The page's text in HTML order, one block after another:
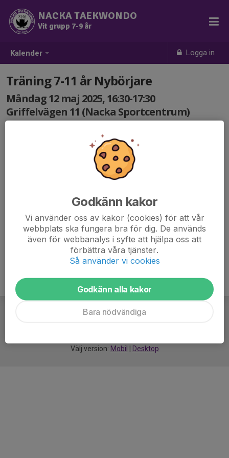
Kalender Logga in
NACKA TAEKWONDO
Vit grupp 7-9 år
Träning 7-11 år Nybörjare
Måndag 12 maj 2025, 16:30-17:30
Griffelvägen 11 (Nacka Sportcentrum)
Välj version: Mobil Desktop
Godkänn kakor
Vi använder oss av kakor (cookies) för att vår
webbplats ska fungera bra för dig. De används
även för webbanalys i syfte att hjälpa oss att
förbättra våra tjänster.
Så använder vi cookies
Godkänn alla kakor
Bara nödvändiga